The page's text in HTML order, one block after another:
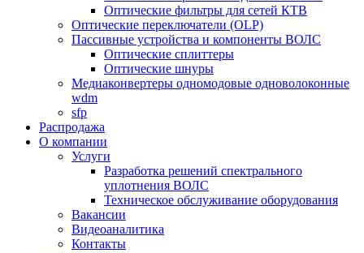
Оптические фильтры для сетей КТВ
Оптические переключатели (OLP)
Пассивные устройства и компоненты ВОЛС
Оптические сплиттеры
Оптические шнуры
Медиаконвертеры одномодовые одноволоконные
wdm
sfp
Распродажа
О компании
Услуги
Разработка решений спектрального
уплотнения ВОЛС
Техническое обслуживание оборудования
Вакансии
Видеоаналитика
Контакты